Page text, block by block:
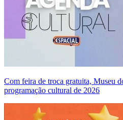
Com feira de troca gratuita, Museu
programação cultural de 2026